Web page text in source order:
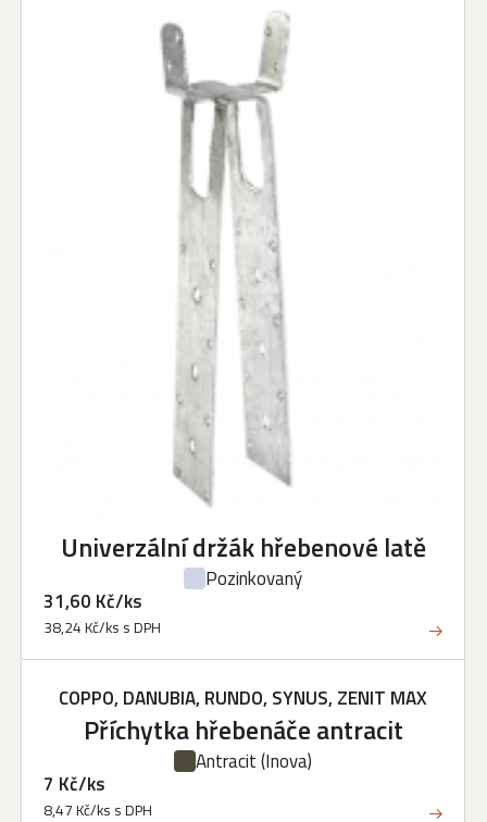
Univerzální držák hřebenové latě
Pozinkovaný
31,60 Kč/ks
38,24 Kč/ks s DPH
COPPO, DANUBIA, RUNDO, SYNUS, ZENIT MAX
Příchytka hřebenáče antracit
Antracit(Inova)
7 Kč/ks
8,47 Kč/ks s DPH